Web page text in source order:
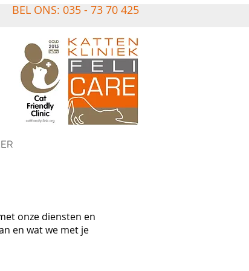
BEL ONS: 035 - 73 70 425
onze diensten en
en wat we met je